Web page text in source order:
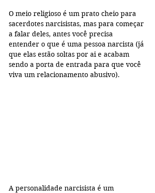
O meio religioso é um prato cheio para
sacerdotes narcisistas, mas para começar
a falar deles, antes você precisa
entender o que é uma pessoa narcista (já
que elas estão soltas por ai e acabam
sendo a porta de entrada para que você
viva um relacionamento abusivo).
A personalidade narcisista é um